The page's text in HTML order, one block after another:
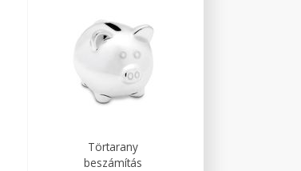
Törtarany
beszámítás